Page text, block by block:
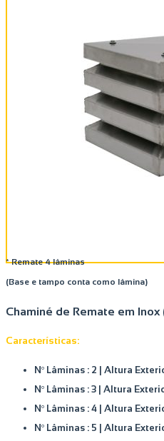
* Remate 4 lâminas
(Base e tampo conta como lâmina)
Chaminé de Remate em Inox
Características:
Nº Lâminas : 2 | Altura
Nº Lâminas : 3 | Altura
Nº Lâminas : 4 | Altura
Nº Lâminas : 5 | Altura